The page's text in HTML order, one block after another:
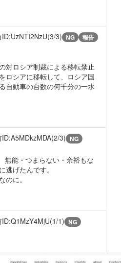
ID:UzNTI2NzU(3/3) NG 報告
対ロシア制裁による移転禁止
ロシアに移転して、ロシア国
自動車の台数の何千分の一水
ID:A5MDkzMDA(2/3) NG
無能・つまらない・余裕もな
逃げたんです。
に。
ID:Q1MzY4MjU(1/1) NG